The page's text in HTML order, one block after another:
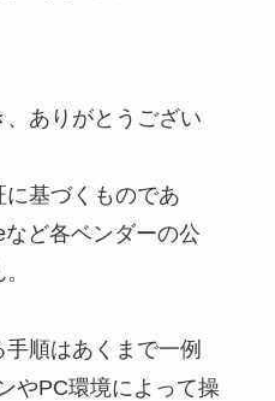
ありがとうござい
基づくものであ
ど各ベンダーの公
順はあくまで一例
やPC環境によって操